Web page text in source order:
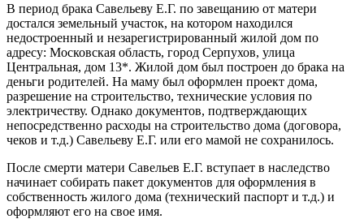
В период брака Савельеву Е.Г. по завещанию от матери
достался земельный участок, на котором находился
недостроенный и незарегистрированный жилой дом по
адресу: Московская область, город Серпухов, улица
Центральная, дом 13*. Жилой дом был построен до брака на
деньги родителей. На маму был оформлен проект дома,
разрешение на строительство, технические условия по
электричеству. Однако документов, подтверждающих
непосредственно расходы на строительство дома (договора,
чеков и т.д.) Савельеву Е.Г. или его мамой не сохранилось.
После смерти матери Савельев Е.Г. вступает в наследство
начинает собирать пакет документов для оформления в
собственность жилого дома (технический паспорт и т.д.) и
оформляют его на свое имя.